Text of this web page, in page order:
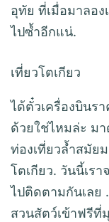
อุทัย ที่เมื่อมาลอ
ไปซ้ำอีกแน่.
เที่ยวโตเกียว
ได้ตั๋วเครื่องบินร
ด้วยใช่ไหมล่ะ ม
ท่องเที่ยวล้ำสมัย
โตเกียว. วันนี้เร
ไปติดตามกันเลย
สวนสัตว์เข้าฟรีที่